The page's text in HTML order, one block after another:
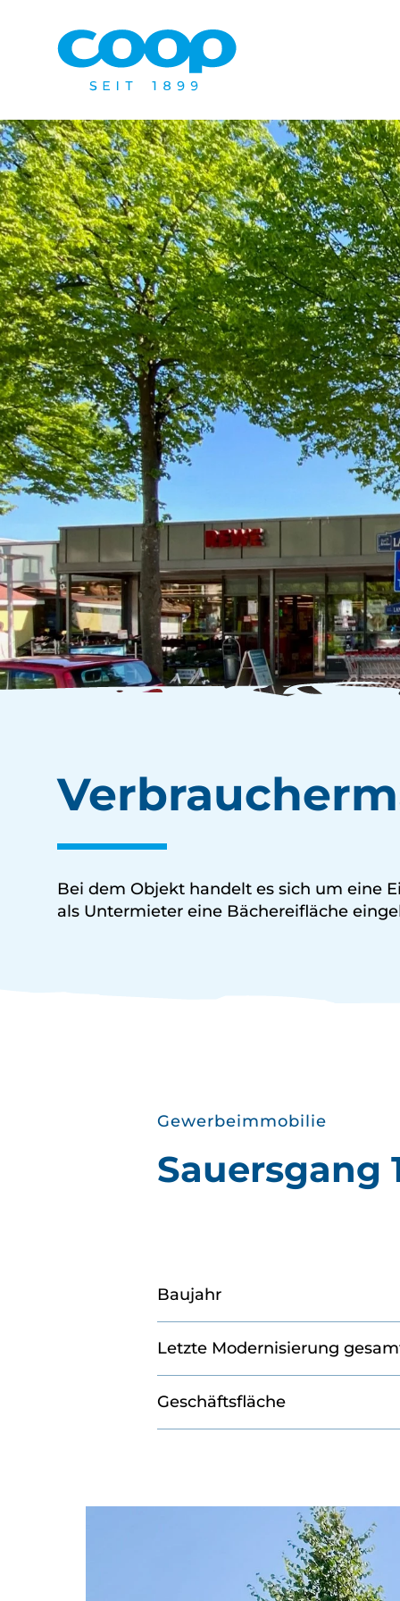
Bei dem Objekt handelt es sich um eine
als Untermieter eine Bächereifläche
Gewerbeimmobilie
Sauersgang
Baujahr
Letzte Modernisierung
Geschäftsfläche